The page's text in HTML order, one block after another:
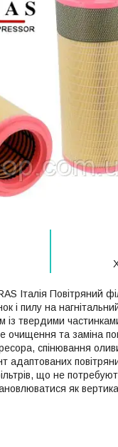
Італія Повітряний
і пилу на
із твердими
очищення та заміна
спінювання
адаптованих
що не
як